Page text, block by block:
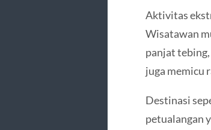
Aktivitas
Wisatawan
panjat
juga memicu
Destinasi
petualangan